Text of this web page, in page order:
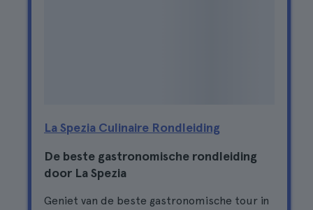
La Spezia Culinaire Rondleiding
De beste gastronomische rondleiding
door La Spezia
Geniet van de beste gastronomische tour in